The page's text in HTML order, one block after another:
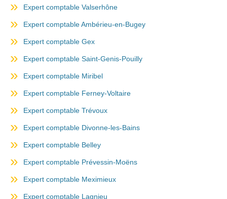
Expert comptable Valserhône
Expert comptable Ambérieu-en-Bugey
Expert comptable Gex
Expert comptable Saint-Genis-Pouilly
Expert comptable Miribel
Expert comptable Ferney-Voltaire
Expert comptable Trévoux
Expert comptable Divonne-les-Bains
Expert comptable Belley
Expert comptable Prévessin-Moëns
Expert comptable Meximieux
Expert comptable Lagnieu